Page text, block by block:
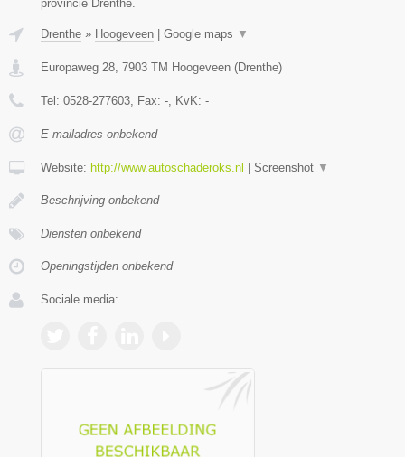
provincie Drenthe.
Drenthe » Hoogeveen Google maps ▼
Europaweg 28 7903 TM Hoogeveen (Drenthe)
Tel: 0528-277603 , Fax: - , KvK: -
E-mailadres onbekend
Website: http://www.autoschaderoks.nl Screenshot ▼
Beschrijving onbekend
Diensten onbekend
Openingstijden onbekend
Sociale media: